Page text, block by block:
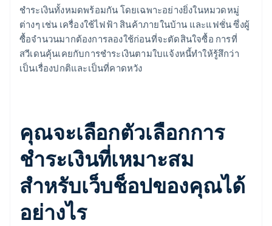
ชำระเงินทั้งหมดพร้อมกัน โดยเฉพาะอย่างยิ่งในหมวดหมู่
ต่างๆ เช่น เครื่องใช้ไฟฟ้า สินค้าภายในบ้าน และแฟชั่น ซึ่งผู้
ซื้อจำนวนมากต้องการลองใช้ก่อนที่จะตัดสินใจซื้อ การที่
สวีเดนคุ้นเคยกับการชำระเงินตามใบแจ้งหนี้ทำให้รู้สึกว่า
เป็นเรื่องปกติและเป็นที่คาดหวัง
คุณจะเลือกตัวเลือกการ
ชำระเงินที่เหมาะสม
สำหรับเว็บช็อปของคุณได้
อย่างไร